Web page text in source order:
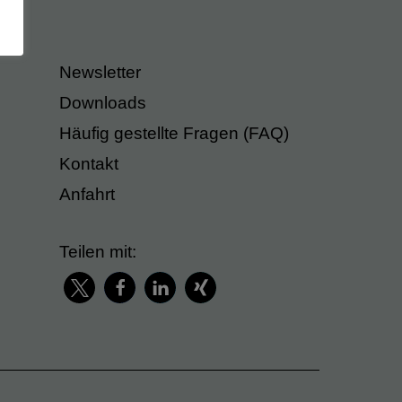
Newsletter
Downloads
Häufig gestellte Fragen (FAQ)
Kontakt
Anfahrt
Teilen mit: